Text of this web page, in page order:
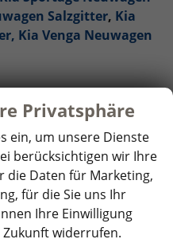
Salzgitter, Kia
Kia Venga Neuwagen
EU-Neuwagen
Salzgitter
Salzgitter
Salzgitter
Privatsphäre
ein, um unsere Dienste
berücksichtigen wir Ihre
die Daten für Marketing,
für die Sie uns Ihr
Ihre Einwilligung
widerrufen.